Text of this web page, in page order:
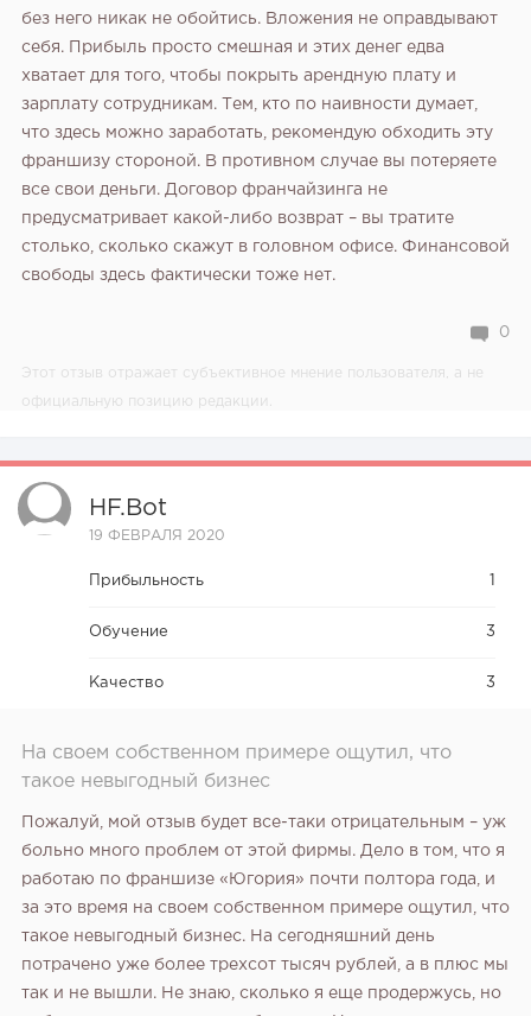
без него никак не обойтись. Вложения не оправдывают
себя. Прибыль просто смешная и этих денег едва
хватает для того, чтобы покрыть арендную плату и
зарплату сотрудникам. Тем, кто по наивности думает,
что здесь можно заработать, рекомендую обходить эту
франшизу стороной. В противном случае вы потеряете
все свои деньги. Договор франчайзинга не
предусматривает какой-либо возврат – вы тратите
столько, сколько скажут в головном офисе. Финансовой
свободы здесь фактически тоже нет.
0
Этот отзыв отражает субъективное мнение пользователя, а не
официальную позицию редакции.
HF.bot
19 ФЕВРАЛЯ 2020
Прибыльность
Обучение 3
Качество 3
На своем собственном примере ощутил, что
такое невыгодный бизнес
Пожалуй, мой отзыв будет все-таки отрицательным – уж
больно много проблем от этой фирмы. Дело в том, что я
работаю по франшизе «Югория» почти полтора года, и
за это время на своем собственном примере ощутил, что
такое невыгодный бизнес. На сегодняшний день
потрачено уже более трехсот тысяч рублей, а в плюс мы
так и не вышли. Не знаю, сколько я еще продержусь, но